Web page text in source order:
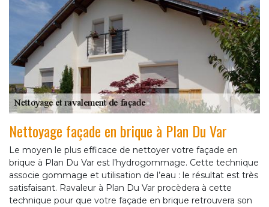
Nettoyage façade en brique à Plan Du Var
Le moyen le plus efficace de nettoyer votre façade en
brique à Plan Du Var est l’hydrogommage. Cette technique
associe gommage et utilisation de l’eau : le résultat est très
satisfaisant. Ravaleur à Plan Du Var procèdera à cette
technique pour que votre façade en brique retrouvera son